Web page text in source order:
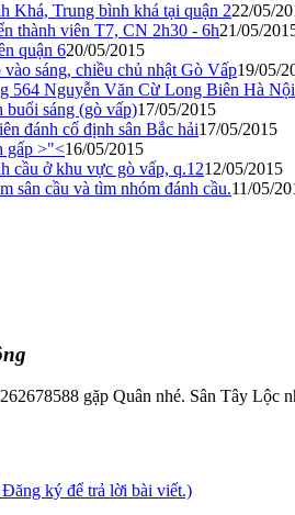
Khá, Trung bình khá tại quận 222/05/
thành viên T7, CN 2h30 - 6h21/05/
quận 620/05/2015
sáng, chiều chủ nhật Gò Vấp19/05/
564 Nguyễn Văn Cừ Long Biên Hà
buổi sáng (gò vấp)17/05/2015
đánh cố định sân Bắc hải17/05/2015
gấp >"<16/05/2015
cầu ở khu vực gò vấp, q.1212/05/2015
sân cầu và tìm nhóm đánh cầu.11/05/
gặp Quân nhé. Sân Tây Lộc
ký để trả lời bài viết.)